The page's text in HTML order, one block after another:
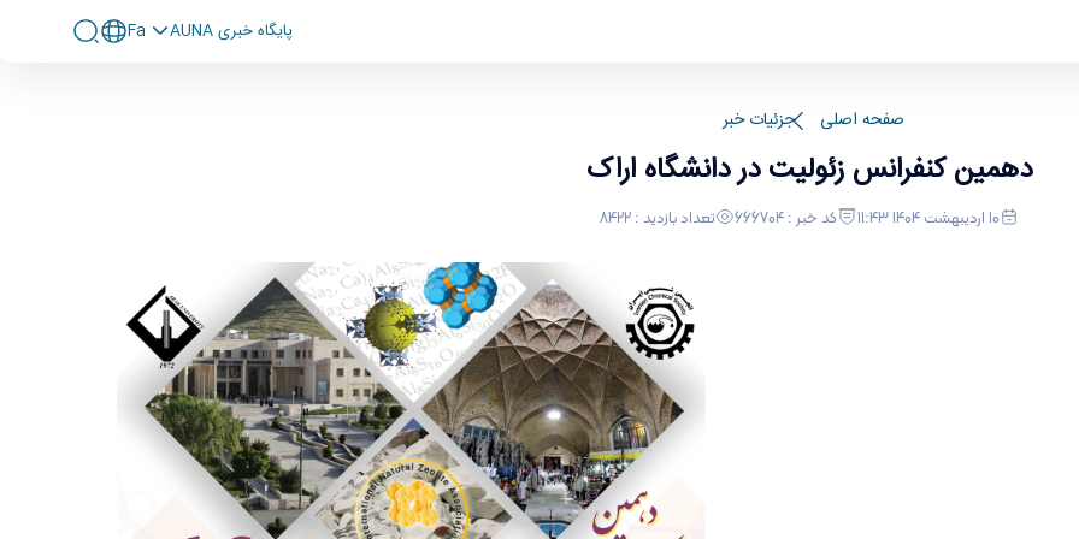
پايگاه خبری AUNA Fa
صفحه اصلی جزئیات خبر
دهمین کنفرانس زئولیت در دانشگاه اراک
10 اردیبهشت 1404 11:43 کد خبر : 666704 تعداد بازدید : 8422